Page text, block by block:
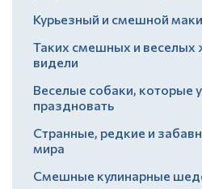
Курьезный и смешной
Таких смешных и веселых
видели
Веселые собаки, которые
праздновать
Странные, редкие и
мира
Смешные кулинарные